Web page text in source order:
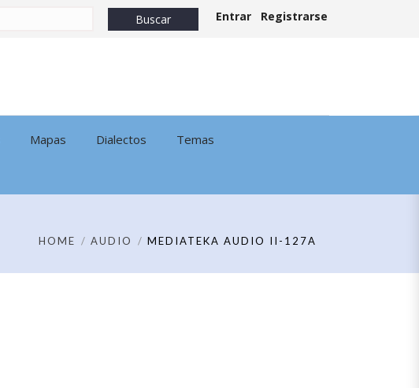
Entrar Registrarse
Mapas Dialectos Temas
HOME AUDIO MEDIATEKA AUDIO II-127A